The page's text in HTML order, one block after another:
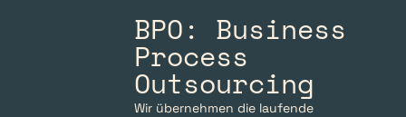
BPO: Business
Process
Outsourcing
Wir übernehmen die laufende